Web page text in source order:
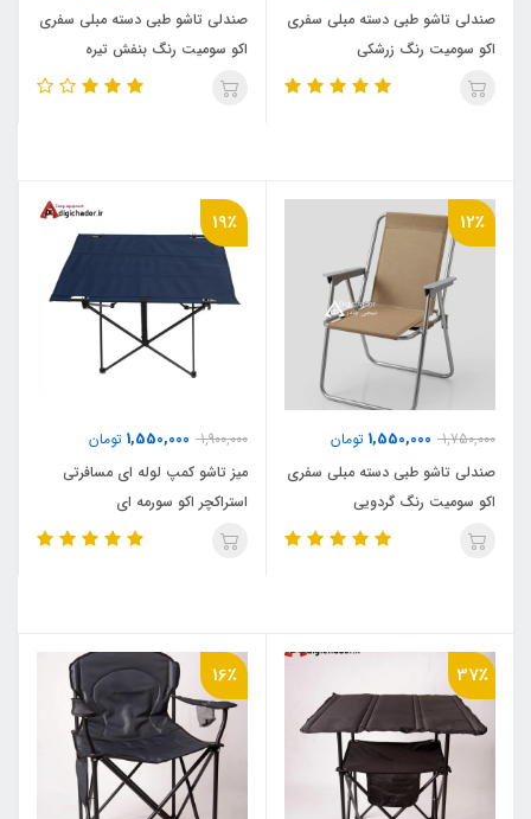
صندلی تاشو طبی دسته مبلی سفری
اکو سومیت رنگ زرشکی
صندلی تاشو طبی دسته مبلی سفری
اکو سومیت رنگ بنفش تیره
12٪
1,750,000
1,550,000 تومان
صندلی تاشو طبی دسته مبلی سفری
اکو سومیت رنگ گردویی
19٪
1,900,000
1,550,000 تومان
میز تاشو کمپ لوله ای مسافرتی
استراکچر اکو سورمه ای
37٪ 16٪